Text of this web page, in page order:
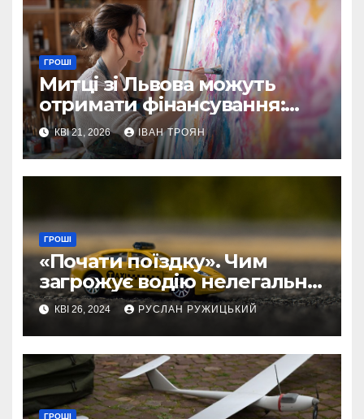
ГРОШІ
Митці зі Львова можуть
отримати фінансування:
стартувала програма на 4
млрд грн
КВІ 21, 2026 ІВАН ТРОЯН
ГРОШІ
«Почати поїздку». Чим
загрожує водію нелегальне
таксування
КВІ 26, 2024 РУСЛАН РУЖИЦЬКИЙ
ГРОШІ